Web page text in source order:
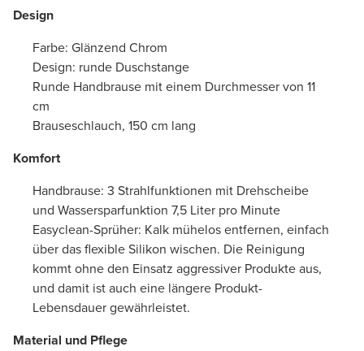
Design
Farbe: Glänzend Chrom
Design: runde Duschstange
Runde Handbrause mit einem Durchmesser von 11
cm
Brauseschlauch, 150 cm lang
Komfort
Handbrause: 3 Strahlfunktionen mit Drehscheibe
und Wassersparfunktion 7,5 Liter pro Minute
Easyclean-Sprüher: Kalk mühelos entfernen, einfach
über das flexible Silikon wischen. Die Reinigung
kommt ohne den Einsatz aggressiver Produkte aus,
und damit ist auch eine längere Produkt-
Lebensdauer gewährleistet.
Material und Pflege